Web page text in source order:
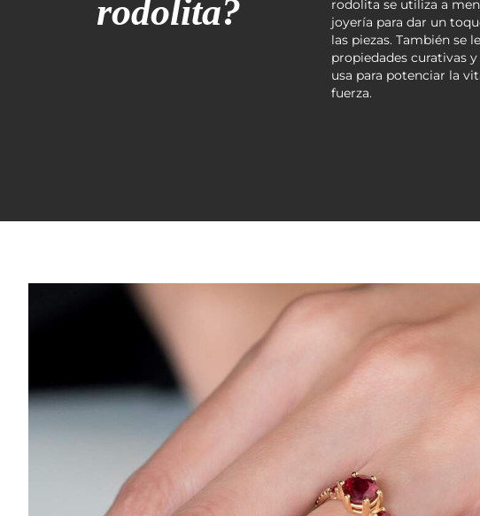
rodolita?
rodolita se utiliza a
joyería para dar un
las piezas. También se
propiedades curativas y
usa para potenciar la
fuerza.